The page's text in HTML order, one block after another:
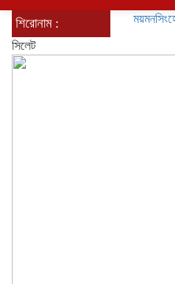
শিরোনাম :
ময়মনসিংহে
সিলেট